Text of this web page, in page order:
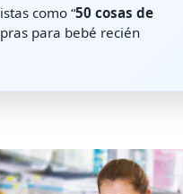
como “50 cosas de
para bebé recién